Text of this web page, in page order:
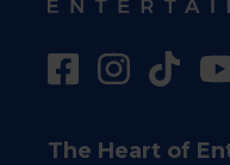
The Heart of